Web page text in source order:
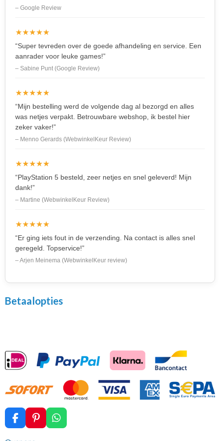
– Google Review
★★★★★
“Super tevreden over de goede afhandeling en service. Een
aanrader voor leuke games!”
– Sabine Punt (Google Review)
★★★★★
“Mijn bestelling werd de volgende dag al bezorgd en alles
was netjes verpakt. Betrouwbare webshop, ik bestel hier
zeker vaker!”
– Menno Gerards (WebwinkelKeur Review)
★★★★★
“PlayStation 5 besteld, zeer netjes en snel geleverd! Mijn
dank!”
– Martine (WebwinkelKeur Review)
★★★★★
“Er ging iets fout in de verzending. Na contact is alles snel
geregeld. Topservice!”
– Arjen Meinema (WebwinkelKeur review)
Betaalopties
F
a
P
i
W
h